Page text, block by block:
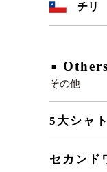
ブル
チリ
Others
その他
5大シャ
セカンド